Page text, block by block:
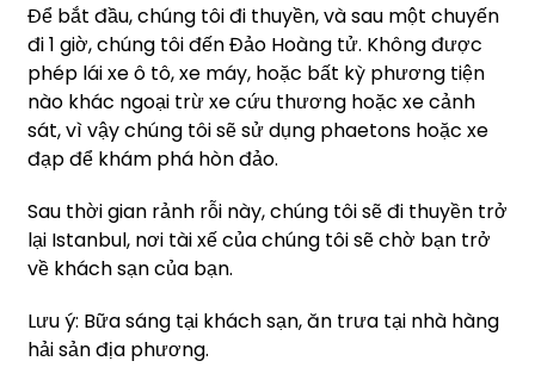
Để bắt đầu, chúng tôi đi thuyền, và sau một chuyến
đi 1 giờ, chúng tôi đến Đảo Hoàng tử. Không được
phép lái xe ô tô, xe máy, hoặc bất kỳ phương tiện
nào khác ngoại trừ xe cứu thương hoặc xe cảnh
sát, vì vậy chúng tôi sẽ sử dụng phaetons hoặc xe
đạp để khám phá hòn đảo.
Sau thời gian rảnh rỗi này, chúng tôi sẽ đi thuyền trở
lại Istanbul, nơi tài xế của chúng tôi sẽ chờ bạn trở
về khách sạn của bạn.
Lưu ý: Bữa sáng tại khách sạn, ăn trưa tại nhà hàng
hải sản địa phương.